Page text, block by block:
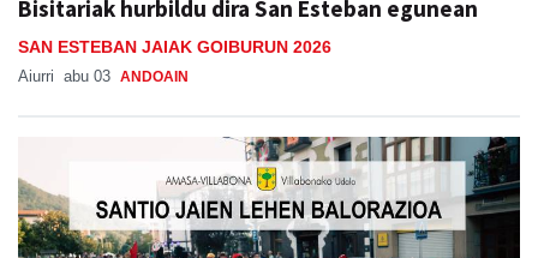
Bisitariak hurbildu dira San Esteban egunean
SAN ESTEBAN JAIAK GOIBURUN 2026
Aiurri abu 03 ANDOAIN